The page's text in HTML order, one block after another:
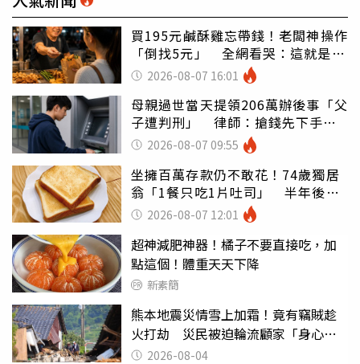
買195元鹹酥雞忘帶錢！老闆神操作
「倒找5元」 全網看哭：這就是台
灣 2026-08-07 16:01
母親過世當天提領206萬辦後事「父
子遭判刑」 律師：搶錢先下手是
罪 2026-08-07 09:55
坐擁百萬存款仍不敢花！74歲獨居
翁「1餐只吃1片吐司」 半年後暴
瘦嚇壞女兒
2026-08-07 12:01
超神減肥神器！橘子不要直接吃，加
點這個！體重天天下降
新素簡
熊本地震災情雪上加霜！竟有竊賊趁
火打劫 災民被迫輪流顧家「身心俱
疲」2026-08-04